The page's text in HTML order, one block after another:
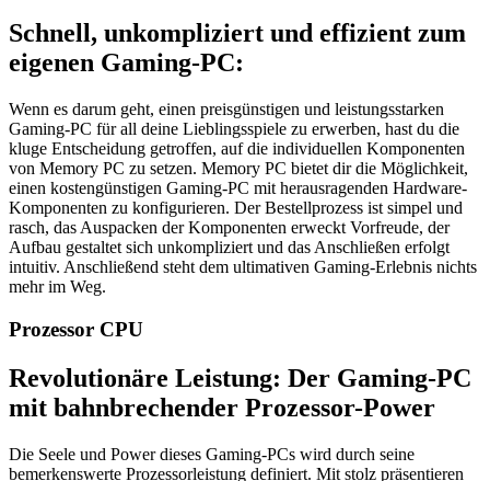
Schnell, unkompliziert und effizient zum
eigenen Gaming-PC:
Wenn es darum geht, einen preisgünstigen und leistungsstarken
Gaming-PC für all deine Lieblingsspiele zu erwerben, hast du die
kluge Entscheidung getroffen, auf die individuellen Komponenten
von Memory PC zu setzen. Memory PC bietet dir die Möglichkeit,
einen kostengünstigen Gaming-PC mit herausragenden Hardware-
Komponenten zu konfigurieren. Der Bestellprozess ist simpel und
rasch, das Auspacken der Komponenten erweckt Vorfreude, der
Aufbau gestaltet sich unkompliziert und das Anschließen erfolgt
intuitiv. Anschließend steht dem ultimativen Gaming-Erlebnis nichts
mehr im Weg.
Prozessor CPU
Revolutionäre Leistung: Der Gaming-PC
mit bahnbrechender Prozessor-Power
Die Seele und Power dieses Gaming-PCs wird durch seine
bemerkenswerte Prozessorleistung definiert. Mit stolz präsentieren